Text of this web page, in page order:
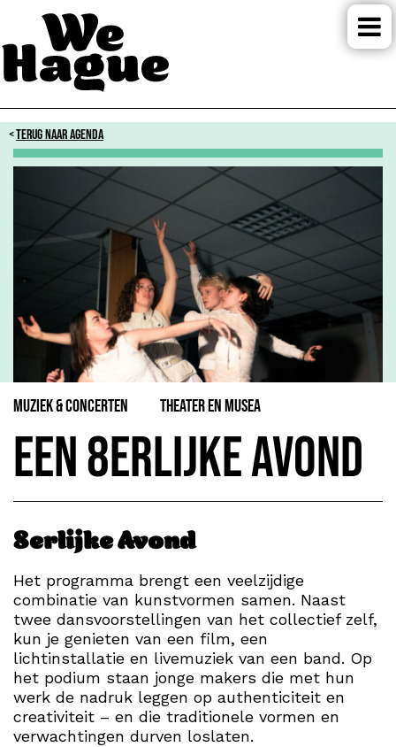
TERUG NAAR AGENDA
Muziek & Concerten Theater en Musea
Een 8erlijke avond
8erlijke Avond
Het programma brengt een veelzijdige
combinatie van kunstvormen samen. Naast
twee dansvoorstellingen van het collectief zelf,
kun je genieten van een film, een
lichtinstallatie en livemuziek van een band. Op
het podium staan jonge makers die met hun
werk de nadruk leggen op authenticiteit en
creativiteit – en die traditionele vormen en
verwachtingen durven loslaten.